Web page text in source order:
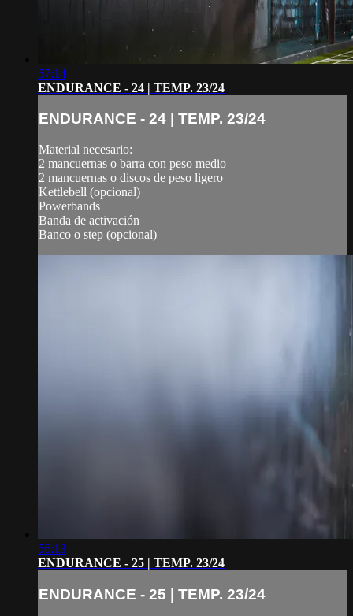
57:14
ENDURANCE - 24 | TEMP. 23/24
ENDURANCE - 24 | TEMP. 23/24
Material necesario:
2 mancuernas o barra con peso medio
2 mancuernas o discos de peso ligero
Kettlebell (opcional)
Powerbands
Banda de activación
Banco o step (opcional)
56:13
ENDURANCE - 25 | TEMP. 23/24
ENDURANCE - 25 | TEMP. 23/24